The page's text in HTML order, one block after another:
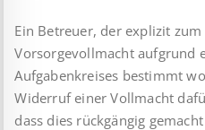
Ein Betreuer, der explizit
Vorsorgevollmacht aufgrund
Aufgabenkreises bestimmt
Widerruf einer Vollmacht
dass dies rückgängig